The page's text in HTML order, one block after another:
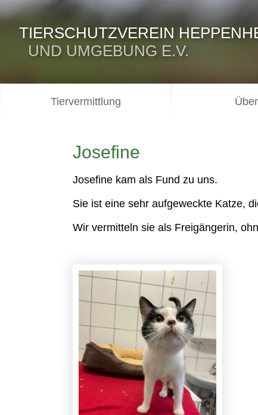
TIERSCHUTZVEREIN
UND UMGEBUNG E.V.
Tiervermittlung
Josefine
Josefine kam als Fund zu uns.
Sie ist eine sehr aufgeweckte Katze,
Wir vermitteln sie als Freigängerin,